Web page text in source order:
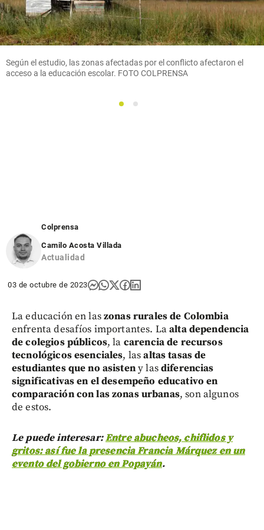
Según el estudio, las zonas afectadas por el conflicto afectaron el
acceso a la educación escolar. FOTO COLPRENSA
1 2
Colprensa
Camilo Acosta Villada
Actualidad
03 de octubre de 2023
La educación en laszonas rurales de Colombia
enfrenta desafíos importantes. Laalta dependencia
de colegios públicos, la carencia de recursos
tecnológicos esenciales, lasaltas tasas de
estudiantes que no asisteny lasdiferencias
significativas en el desempeño educativo en
comparación con las zonas urbanas, son algunos
de estos.
Le puede interesar:Entre abucheos, chiflidos y
gritos: así fue la presencia Francia Márquez en un
evento del gobierno en Popayán.